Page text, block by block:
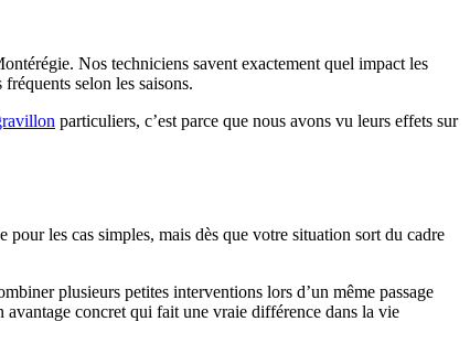
Nos techniciens savent exactement quel impact les
selon les saisons.
particuliers, c’est parce que nous avons vu leurs effets sur
les cas simples, mais dès que votre situation sort du cadre
plusieurs petites interventions lors d’un même passage
avantage concret qui fait une vraie différence dans la vie